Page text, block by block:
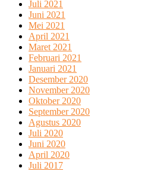
Juli 2021
Juni 2021
Mei 2021
April 2021
Maret 2021
Februari 2021
Januari 2021
Desember 2020
November 2020
Oktober 2020
September 2020
Agustus 2020
Juli 2020
Juni 2020
April 2020
Juli 2017